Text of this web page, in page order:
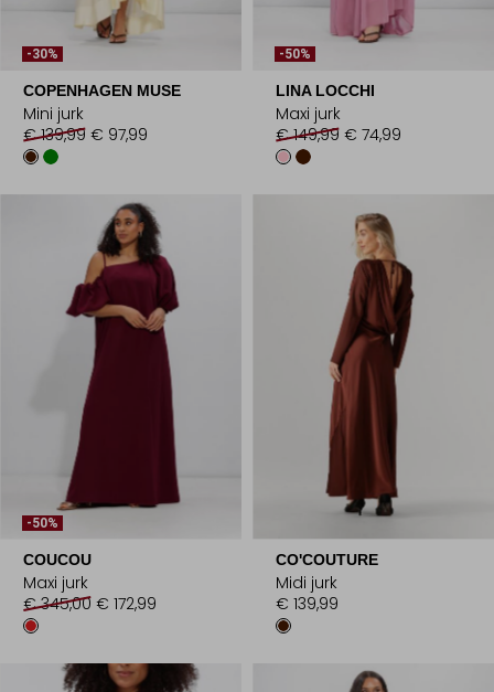
-30%
COPENHAGEN MUSE
Mini jurk
€ 139,99 € 97,99
-50%
LINA LOCCHI
Maxi jurk
€ 149,99 € 74,99
-50%
COUCOU
Maxi jurk
€ 345,00 € 172,99
CO'COUTURE
Midi jurk
€ 139,99